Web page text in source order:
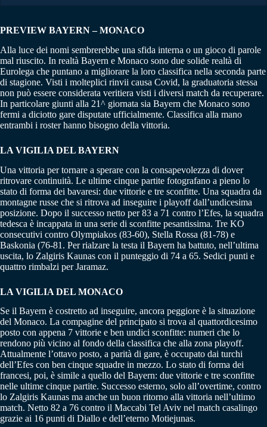
PREVIEW BAYERN – MONACO
Alla luce dei nomi sembrerebbe una sfida interna o un gioco di parole
mal riuscito. In realtà Bayern e Monaco sono due solide realtà di
Eurolega che puntano a migliorare la loro classifica nella seconda parte
di stagione. Visti i molteplici rinvii causa Covid, la graduatoria stessa
non può essere considerata veritiera visti i diversi match da recuperare.
In particolare giunti alla 21^ giornata sia Bayern che Monaco sono
fermi a diciotto gare disputate ufficialmente. Classifica alla mano
entrambi i roster hanno bisogno della vittoria.
LA VIGILIA DEL BAYERN
Una vittoria per tornare a sperare con la consapevolezza di dover
ritrovare continuità. Le ultime cinque partite fotografano a pieno lo
stato di forma dei bavaresi: due vittorie e tre sconfitte. Una squadra da
montagne russe che si ritrova ad inseguire i playoff dall’undicesima
posizione. Dopo il successo netto per 83 a 71 contro l’Efes, la squadra
tedesca è incappata in una serie di sconfitte pesantissima. Tre KO
consecutivi contro Olympiakos (83-60), Stella Rossa (81-78) e
Baskonia (76-81. Per rialzare la testa il Bayern ha battuto, nell’ultima
uscita, lo Zalgiris Kaunas con il punteggio di 74 a 65. Sedici punti e
quattro rimbalzi per Jaramaz.
LA VIGILIA DEL MONACO
Se il Bayern è costretto ad inseguire, ancora peggiore è la situazione
del Monaco. La compagine del principato si trova al quattordicesimo
posto con appena 7 vittorie e ben undici sconfitte: numeri che lo
rendono più vicino al fondo della classifica che alla zona playoff.
Attualmente l’ottavo posto, a parità di gare, è occupato dai turchi
dell’Efes con ben cinque squadre in mezzo. Lo stato di forma dei
francesi, poi, è simile a quello del Bayern: due vittorie e tre sconfitte
nelle ultime cinque partite. Successo esterno, solo all’overtime, contro
lo Zalgiris Kaunas ma anche un buon ritorno alla vittoria nell’ultimo
match. Netto 82 a 76 contro il Maccabi Tel Aviv nel match casalingo
grazie ai 16 punti di Diallo e dell’eterno Motiejunas.